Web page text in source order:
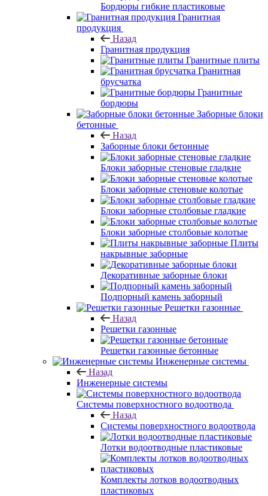
Бордюры гибкие пластиковые
Гранитная
продукция
Назад
Гранитная продукция
Гранитные плиты
Гранитная
брусчатка
Гранитные
бордюры
Заборные блоки
бетонные
Назад
Заборные блоки бетонные
Блоки заборные стеновые гладкие
Блоки заборные стеновые колотые
Блоки заборные столбовые гладкие
Блоки заборные столбовые колотые
Плиты
накрывные заборные
Декоративные заборные блоки
Подпорный камень заборный
Решетки газонные
Назад
Решетки газонные
Решетки газонные бетонные
Инженерные системы
Назад
Инженерные системы
Системы поверхностного водоотвода
Назад
Системы поверхностного водоотвода
Лотки водоотводные пластиковые
Комплекты лотков водоотводных
пластиковых